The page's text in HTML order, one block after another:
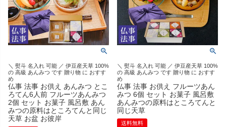
＼ 熨斗 名入れ 可能 ／ 伊豆産天草 100%
の 高級 あんみつ です 贈り物 に おすす
め
仏事 法事 お供え あんみつ とこ
ろてん6人前 フルーツあんみつ
2個 セット お菓子 風呂敷 あん
みつの原料はところてんと同じ
天草 お盆 お彼岸
＼ 熨斗 名入れ 可能 ／ 伊豆産天草 100%
の 高級 あんみつ です 贈り物 に おすす
め
仏事 法事 お供え フルーツあん
みつ 6個 セット お菓子 風呂敷
あんみつの原料はところてんと
同じ天草
送料無料